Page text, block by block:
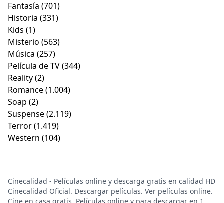
Fantasía (701)
Historia (331)
Kids (1)
Misterio (563)
Música (257)
Película de TV(344)
Reality(2)
Romance(1.004)
Soap (2)
Suspense(2.119)
Terror(1.419)
Western (104)
Cinecalidad - Películas online y descarga gratis en calidad HD
Cinecalidad Oficial. Descargar películas. Ver películas online.